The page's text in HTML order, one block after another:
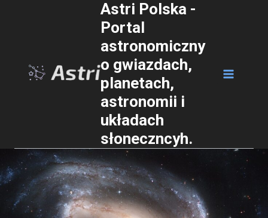
Astri Polska -
Portal
astronomiczny
o gwiazdach,
planetach,
astronomii i
układach
słoneczncyh.